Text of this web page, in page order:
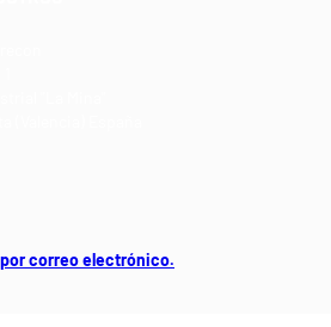
correo electrónico.